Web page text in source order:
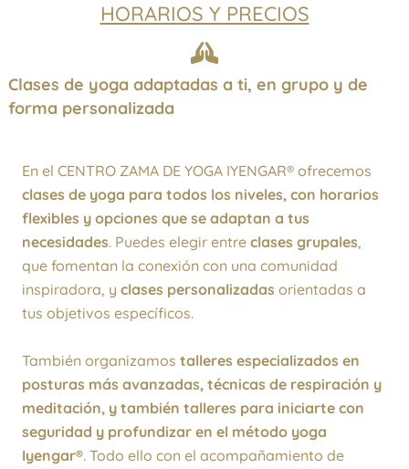
HORARIOS Y PRECIOS
Clases de yoga adaptadas a ti, en grupo y de
forma personalizada
En el CENTRO ZAMA DE YOGA IYENGAR® ofrecemos
clases de yoga para todos los niveles, con horarios
flexibles y opciones que se adaptan a tus
necesidades. Puedes elegir entre clases grupales,
que fomentan la conexión con una comunidad
inspiradora, y clases personalizadas orientadas a
tus objetivos específicos.
También organizamos talleres especializados en
posturas más avanzadas, técnicas de respiración y
meditación, y también talleres para iniciarte con
seguridad y profundizar en el método yoga
Iyengar®. Todo ello con el acompañamiento de